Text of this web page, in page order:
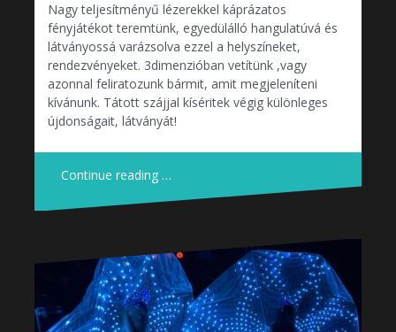
Nagy teljesítményű lézerekkel káprázatos
fényjátékot teremtünk, egyedülálló hangulatúvá és
látványossá varázsolva ezzel a helyszíneket,
rendezvényeket. 3dimenzióban vetítünk ,vagy
azonnal feliratozunk bármit, amit megjeleníteni
kívánunk. Tátott szájjal kíséritek végig különleges
újdonságait, látványát!
Continue reading …